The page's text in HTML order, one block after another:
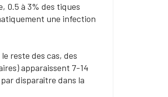
0.5 à 3% des tiques
une infection
reste des cas, des
apparaissent 7-14
disparaître dans la